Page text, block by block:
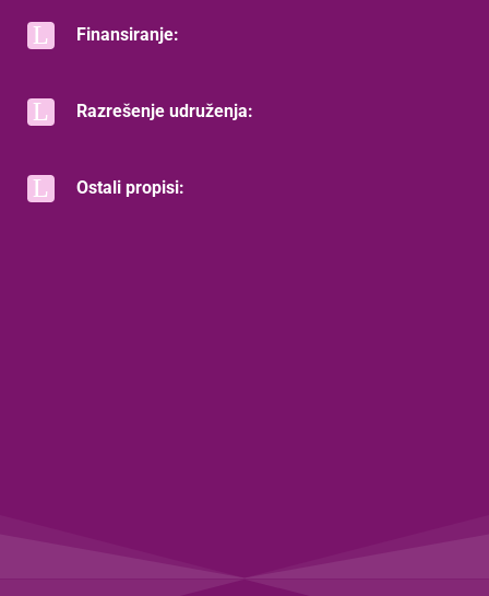
Finansiranje:
Razrešenje udruženja:
Ostali propisi: